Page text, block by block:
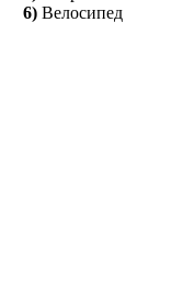
6) Велосипед